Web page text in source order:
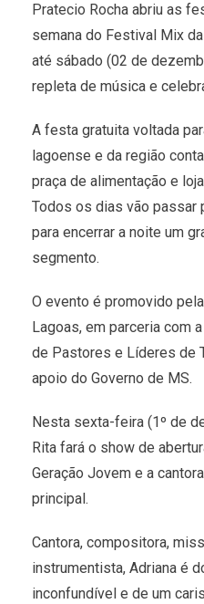
Pratecio Rocha abriu as
semana do Festival Mix
até sábado (02 de
repleta de música e
A festa gratuita voltada
lagoense e da região
praça de alimentação e
Todos os dias vão passar
para encerrar a noite um
segmento.
O evento é promovido
Lagoas, em parceria com
de Pastores e Líderes de
apoio do Governo de MS.
Nesta sexta-feira (1º de
Rita fará o show de
Geração Jovem e a
principal.
Cantora, compositora,
instrumentista, Adriana é
inconfundível e de um